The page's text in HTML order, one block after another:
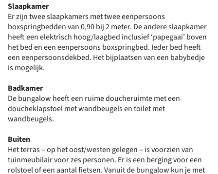
Slaapkamer
Er zijn twee slaapkamers met twee eenpersoons
boxspringbedden van 0,90 bij 2 meter. De andere slaapkamer
heeft een elektrisch hoog/laagbed inclusief ‘papegaai’ boven
het bed en een eenpersoons boxspringbed. Ieder bed heeft
een eenpersoonsdekbed. Het bijplaatsen van een babybedje
is mogelijk.
Badkamer
De bungalow heeft een ruime doucheruimte met een
doucheklapstoel met wandbeugels en toilet met
wandbeugels.
Buiten
Het terras – op het oost/westen gelegen – is voorzien van
tuinmeubilair voor zes personen. Er is een berging voor een
rolstoel of een aantal fietsen. Vanuit de bungalow kun je met